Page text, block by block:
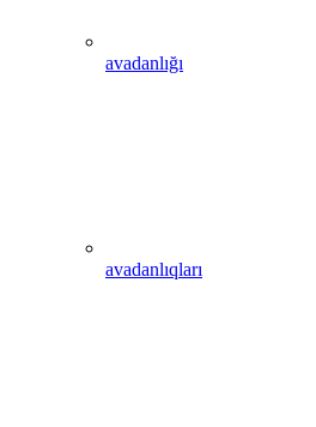
avadanlığı
avadanlıqları